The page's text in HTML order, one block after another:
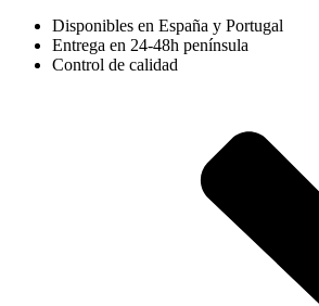
Disponibles en España y Portugal
Entrega en 24-48h península
Control de calidad